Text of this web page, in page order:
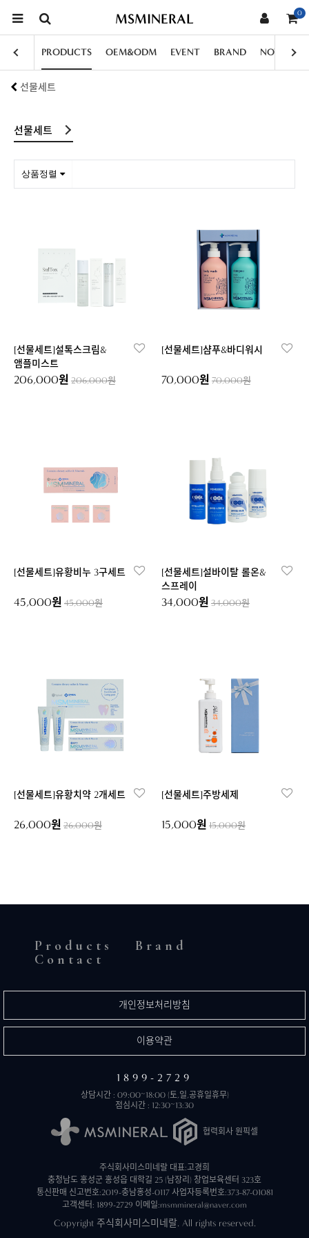
MSMINERAL 0
PRODUCTS OEM&ODM EVENT BRAND NOTICE
선물세트
선물세트
상품정렬
[선물세트]설톡스크림&
앰플미스트
206,000원 206,000원
[선물세트]샴푸&바디워시
70,000원 70,000원
[선물세트]유황비누 3구세트
45,000원 45,000원
[선물세트]설바이탈 롤온&
스프레이
34,000원 34,000원
[선물세트]유황치약 2개세트
26,000원 26,000원
[선물세트]주방세제
15,000원 15,000원
Products
Brand
Contact
개인정보처리방침
이용약관
1899-2729
상담시간 : 09:00~18:00 (토,일,공휴일휴무)
점심시간 : 12:30~13:30
협력회사 원픽셀
주식회사미스미네랄 대표:고경희
충청남도 홍성군 홍성읍 대학길 25 (남장리) 창업보육센터 323호
통신판매 신고번호:2019-충남홍성-0117 사업자등록번호:373-87-01081
고객센터: 1899-2729 이메일:msmmineral@naver.com
Copyright 주식회사미스미네랄. All rights reserved.